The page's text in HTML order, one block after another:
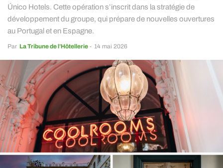
Único Hotels. Cette opération s’inscrit dans la stratégie de
développement du groupe, qui prépare de nouvelles ouvertures
au Portugal et en Espagne.
Par La Tribune de l’Hôtellerie - 14 mai 2026